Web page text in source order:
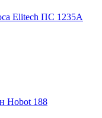
Elitech ПС 1235А
Hobot 188